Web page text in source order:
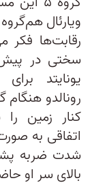
ویارئال
رقابت‌ها فکر
سختی در
یونایتد
رونالدو
کنار زمین
اتفاقی به
شدت ضربه پشت
بالای سر او